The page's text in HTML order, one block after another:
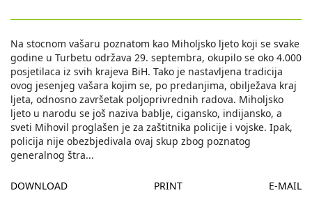
Na stocnom vašaru poznatom kao Miholjsko ljeto koji se svake
godine u Turbetu održava 29. septembra, okupilo se oko 4.000
posjetilaca iz svih krajeva BiH. Tako je nastavljena tradicija
ovog jesenjeg vašara kojim se, po predanjima, obilježava kraj
ljeta, odnosno završetak poljoprivrednih radova. Miholjsko
ljeto u narodu se još naziva bablje, cigansko, indijansko, a
sveti Mihovil proglašen je za zaštitnika policije i vojske. Ipak,
policija nije obezbjedivala ovaj skup zbog poznatog
generalnog štra...
DOWNLOAD PRINT E-MAIL